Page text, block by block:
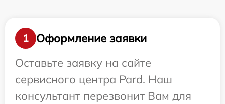
1
Оформление заявки
Оставьте заявку на сайте
сервисного центра Pard. Наш
консультант перезвонит Вам для